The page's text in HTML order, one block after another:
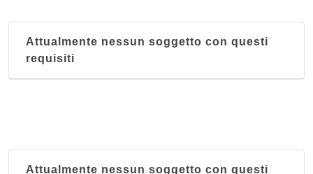
Attualmente nessun soggetto con questi
requisiti
Attualmente nessun soggetto con questi